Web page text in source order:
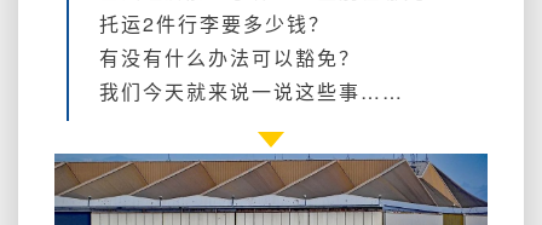
基
础
经
济
舱
托
运
就
托运2件行李要多少钱？
有没有什么办法可以豁免？
我们今天就来说一说这些事……